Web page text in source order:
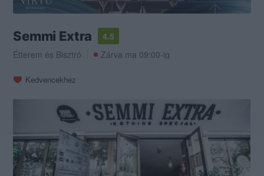
Semmi Extra
4.5
Étterem és Bisztró Zárva ma 09:00-ig
Kedvencekhez